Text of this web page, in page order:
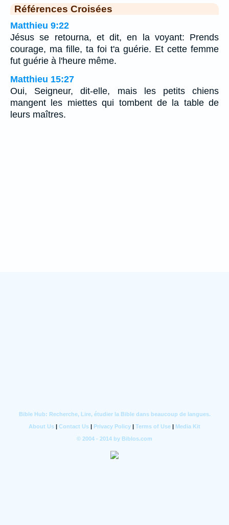
Références Croisées
Matthieu 9:22
Jésus se retourna, et dit, en la voyant: Prends
courage, ma fille, ta foi t'a guérie. Et cette femme
fut guérie à l'heure même.
Matthieu 15:27
Oui, Seigneur, dit-elle, mais les petits chiens
mangent les miettes qui tombent de la table de
leurs maîtres.